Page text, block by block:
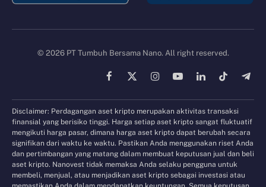
© 2026 PT Tumbuh Bersama Nano. All right reserved.
Facebook
X
InstagramYouTubeLinkedInTikTok
Disclaimer: Perdagangan aset kripto merupakan aktivitas transaksi
finansial yang berisiko tinggi. Harga setiap aset kripto sangat fluktuatif
mengikuti harga pasar, dimana harga aset kripto dapat berubah secara
signifikan dari waktu ke waktu. Pastikan Anda menggunakan riset Anda
dan pertimbangan yang matang dalam membuat keputusan jual dan beli
aset kripto. Nanovest tidak memaksa Anda selaku pengguna untuk
membeli, menjual, atau menjadikan aset kripto sebagai investasi atau